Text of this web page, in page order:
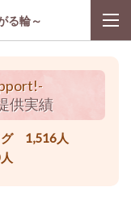
る輪～
供実績
グ 1,516人